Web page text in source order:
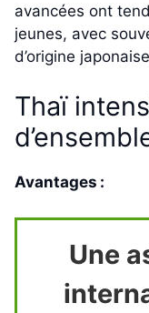
avancées ont
jeunes, avec
d’origine
Thaï
Avantages :
Une